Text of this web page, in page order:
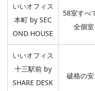
いいオフィス
本町 by SEC
OND HOUSE
58室すべ
全個室
いいオフィス
十三駅前 by
SHARE DESK
破格の安